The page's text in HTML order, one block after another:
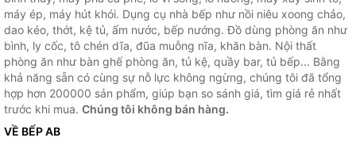
máy ép, máy hút khói. Dụng cụ nhà bếp như nồi niêu xoong chảo,
dao kéo, thớt, kệ tủ, ấm nước, bếp nướng. Đồ dùng phòng ăn như
bình, ly cốc, tô chén dĩa, đũa muỗng nĩa, khăn bàn. Nội thất
phòng ăn như bàn ghế phòng ăn, tủ kệ, quầy bar, tủ bếp... Bằng
khả năng sẵn có cùng sự nỗ lực không ngừng, chúng tôi đã tổng
hợp hơn 200000 sản phẩm, giúp bạn so sánh giá, tìm giá rẻ nhất
trước khi mua. Chúng tôi không bán hàng.
VỀ BẾP AB